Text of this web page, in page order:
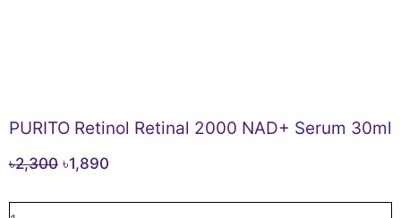
PURITO Retinol Retinal 2000 NAD+ Serum 30ml
৳2,300 Original
৳1,890